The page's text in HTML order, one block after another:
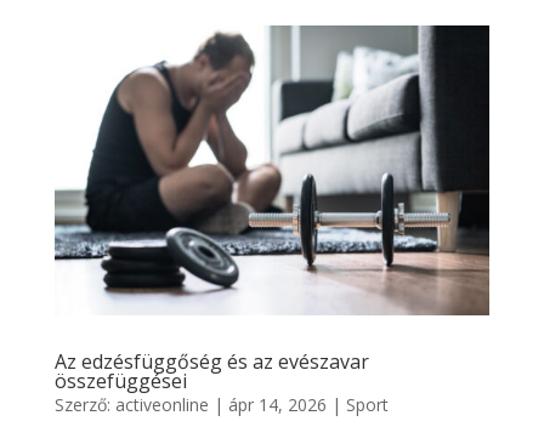
Az edzésfüggőség és az evészavar
összefüggései
Szerző: activeonline | ápr 14, 2026 | Sport